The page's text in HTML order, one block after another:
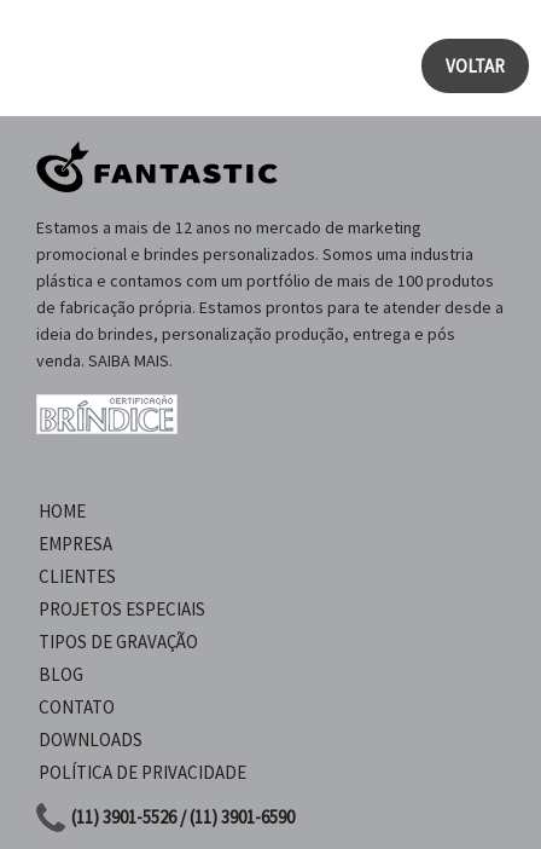
VOLTAR
Estamos a mais de 12 anos no mercado de marketing
promocional e brindes personalizados. Somos uma industria
plástica e contamos com um portfólio de mais de 100 produtos
de fabricação própria. Estamos prontos para te atender desde a
ideia do brindes, personalização produção, entrega e pós
venda. SAIBA MAIS.
HOME
EMPRESA
CLIENTES
PROJETOS ESPECIAIS
TIPOS DE GRAVAÇÃO
BLOG
CONTATO
DOWNLOADS
POLÍTICA DE PRIVACIDADE
(11) 3901-5526 / (11) 3901-6590